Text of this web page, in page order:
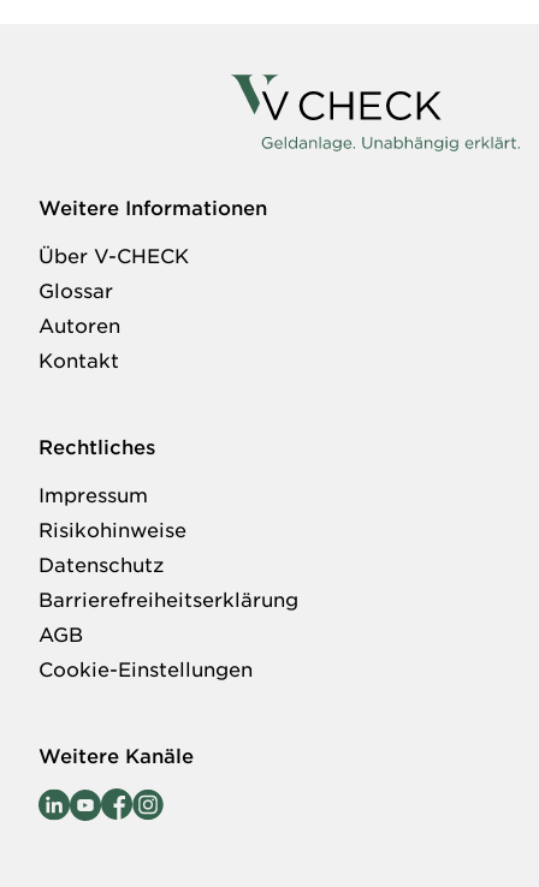
Weitere Informationen
Über V-CHECK
Glossar
Autoren
Kontakt
Rechtliches
Impressum
Risikohinweise
Datenschutz
Barrierefreiheitserklärung
AGB
Cookie-Einstellungen
Weitere Kanäle